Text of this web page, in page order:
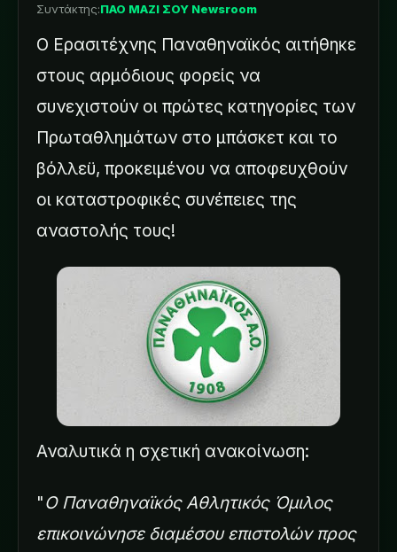
Συντάκτης:ΠΑΟ ΜΑΖΙ ΣΟΥ Newsroom
Ο Ερασιτέχνης Παναθηναϊκός αιτήθηκε
στους αρμόδιους φορείς να
συνεχιστούν οι πρώτες κατηγορίες των
Πρωταθλημάτων στο μπάσκετ και το
βόλλεϋ, προκειμένου να αποφευχθούν
οι καταστροφικές συνέπειες της
αναστολής τους!
Αναλυτικά η σχετική ανακοίνωση:
"Ο Παναθηναϊκός Αθλητικός Όμιλος
επικοινώνησε διαμέσου επιστολών προς